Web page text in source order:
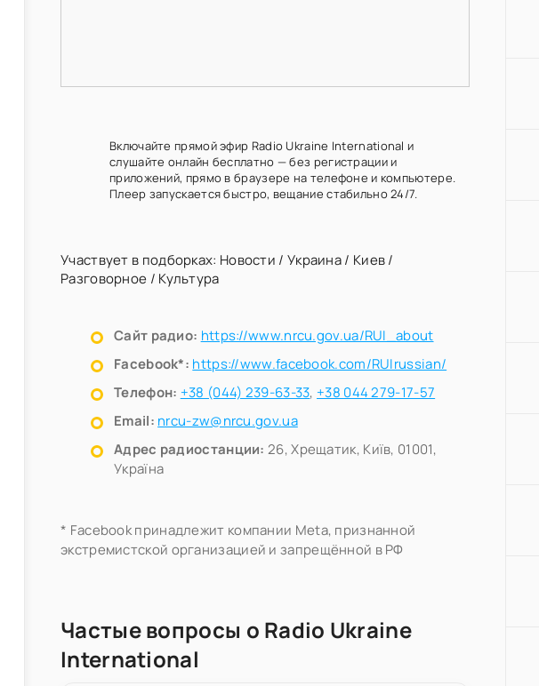
Включайте прямой эфир Radio Ukraine International и
слушайте онлайн бесплатно — без регистрации и
приложений, прямо в браузере на телефоне и компьютере.
Плеер запускается быстро, вещание стабильно 24/7.
Участвует в подборках: Новости / Украина/ Киев/
Разговорное / Культура
Сайт радио: https://www.nrcu.gov.ua/RUI_about
Facebook*: https://www.facebook.com/RUIrussian/
Телефон: +38 (044) 239-63-33, +38 044 279-17-57
Email: nrcu-zw@nrcu.gov.ua
Адрес радиостанции: 26, Хрещатик, Київ, 01001,
Україна
* Facebook принадлежит компании Meta, признанной
экстремистской организацией и запрещённой в РФ
Частые вопросы о Radio Ukraine
International